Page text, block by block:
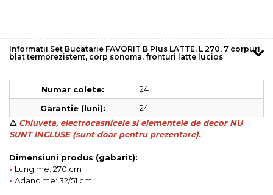
Informatii Set Bucatarie FAVORIT B Plus LATTE, L 270, 7 corpuri,
blat termorezistent, corp sonoma, fronturi latte lucios
Numar colete:
24
Garantie (luni):
24
⚠️ Chiuveta, electrocasnicele si elementele de decor NU
SUNT INCLUSE (sunt doar pentru prezentare).
Dimensiuni produs (gabarit):
• Lungime: 270 cm
• Adancime: 32/51 cm